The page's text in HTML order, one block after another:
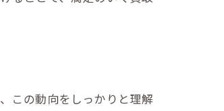
この動向をしっかりと理解